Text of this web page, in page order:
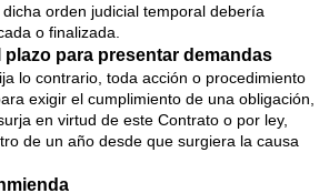
orden judicial temporal debería
o finalizada.
para presentar demandas
lo contrario, toda acción o procedimiento
exigir el cumplimiento de una obligación,
en virtud de este Contrato o por ley,
de un año desde que surgiera la causa